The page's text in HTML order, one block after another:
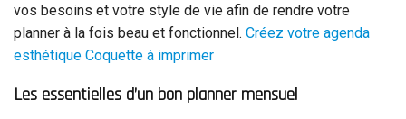
vos besoins et votre style de vie afin de rendre votre
planner à la fois beau et fonctionnel. Créez votre agenda
esthétique Coquette à imprimer
Les essentielles d’un bon planner mensuel